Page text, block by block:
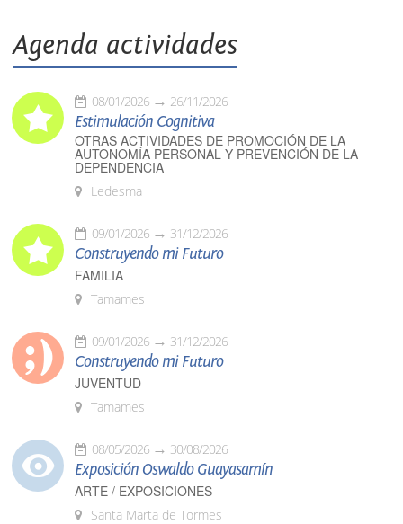
Agenda actividades
08/01/2026 26/11/2026
Estimulación Cognitiva
OTRAS ACTIVIDADES DE PROMOCIÓN DE LA
AUTONOMÍA PERSONAL Y PREVENCIÓN DE LA
DEPENDENCIA
Ledesma
09/01/2026 31/12/2026
Construyendo mi Futuro
FAMILIA
Tamames
09/01/2026 31/12/2026
Construyendo mi Futuro
JUVENTUD
Tamames
08/05/2026 30/08/2026
Exposición Oswaldo Guayasamín
ARTE / EXPOSICIONES
Santa Marta de Tormes